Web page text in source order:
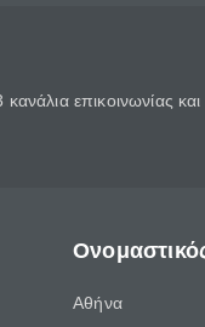
επικοινωνίας
Αθήνα